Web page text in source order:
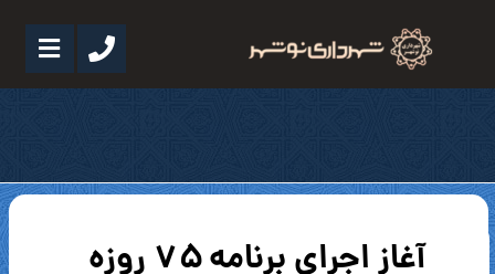
آغاز اجرای برنامه ۷۵ روزه